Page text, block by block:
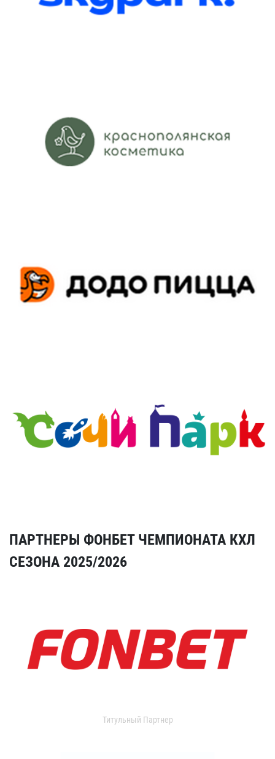
ПАРТНЕРЫ ФОНБЕТ ЧЕМПИОНАТА КХЛ
СЕЗОНА 2025/2026
Титульный Партнер